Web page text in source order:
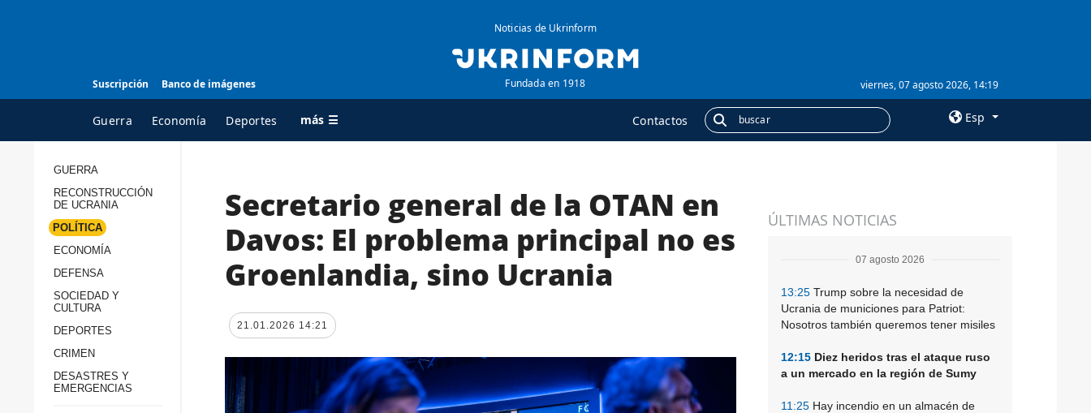
Suscripción Banco de imágenes
Noticias de Ukrinform
Fundada en 1918 viernes, 07 agosto 2026, 14:19
Guerra Economía Deportes más ☰ Contactos Esp
TODAS LAS
Reconstrucción de
Sociedad y Cultura
AGENCIA
sobre la agencia
contacto
condiciones de
suscripción
protección de datos
personales
ADICIONAL
Podcasts
Publicaciones
Entrevistas
Releases
Suscripción
GUERRA
RECONSTRUCCIÓN
DE UCRANIA
POLÍTICA
ECONOMÍA
DEFENSA
SOCIEDAD Y
CULTURA
DEPORTES
CRIMEN
DESASTRES Y
EMERGENCIAS
ÚLTIMAS NOTICIAS
07 agosto 2026
13:25 Trump sobre la necesidad de
Ucrania de municiones para Patriot:
Nosotros también queremos tener misiles
12:15 Diez heridos tras el ataque ruso
a un mercado en la región de Sumy
11:25 Hay incendio en un almacén de
Secretario general de la OTAN en
Davos: El problema principal no es
Groenlandia, sino Ucrania
21.01.2026 14:21